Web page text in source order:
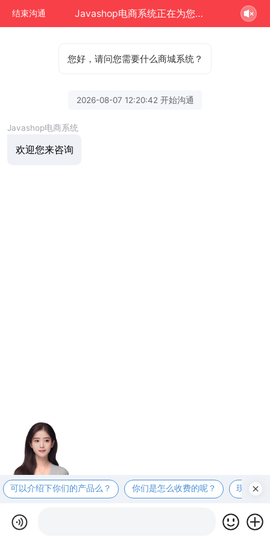
结束沟通 Javashop电商系统正在为您服务
您好，请问您需要什么商城系统？
2026-08-07 12:20:42 开始沟通
Javashop电商系统
欢迎您来咨询
可以介绍下你们的产品么？ 你们是怎么收费的呢？ 现在有